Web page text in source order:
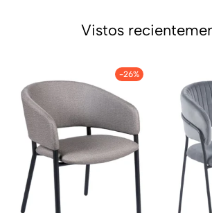
Vistos
-26%